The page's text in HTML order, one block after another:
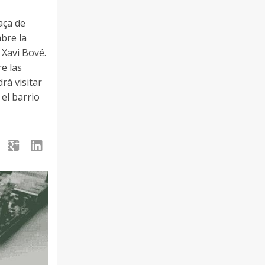
de
la
Bové.
las
visitar
el barrio
google linkedin